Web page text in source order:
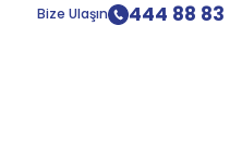
Bize Ulaşın 444 88 83